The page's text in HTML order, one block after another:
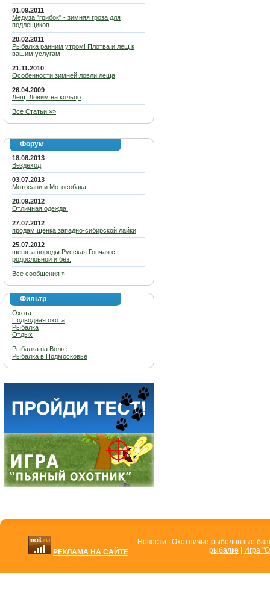
01.09.2011
Медуза "грибок" - зимняя гроза для
подлещиков
20.02.2011
Рыбалка ранним утром! Плотва и лещ к
вашим услугам
21.11.2010
Особенности зимней ловли леща
26.04.2009
Лещ. Ловим на кольцо
Все Статьи »»
Форум
18.08.2013
Вездеход
03.07.2013
Мотосани и Мотособака
20.09.2012
Отличная одежда.
27.07.2012
продам щенка западно-сибирской лайки
25.07.2012
щенята породы Русская Гончая с
родословной и без.
Все сообщения »
Фильтр
Охота
Подводная охота
Рыбалка
Отдых
Рыбалка на Волге
Рыбалка в Подмосковье
РЕКЛАМА НА САЙТЕ
Новости
Охотничье-рыболовные
рыбалке
Игра